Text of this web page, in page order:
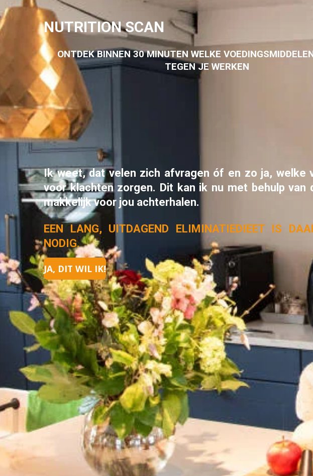
NUTRITION SCAN
ONTDEK BINNEN 30 MINUTEN WELKE
TEGEN JE WERKEN
Ik weet, dat velen zich afvragen óf en zo ja, welke
voor klachten zorgen. Dit kan ik nu met behulp van
makkelijk voor jou achterhalen.
EEN LANG, UITDAGEND ELIMINATIEDIEET IS
NODIG.
JA, DIT WIL IK!